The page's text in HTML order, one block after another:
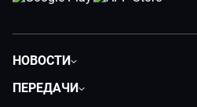
НОВОСТИ
ПЕРЕДАЧИ